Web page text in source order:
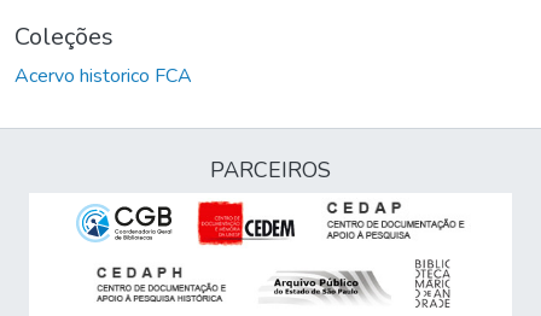
Coleções
Acervo historico FCA
PARCEIROS